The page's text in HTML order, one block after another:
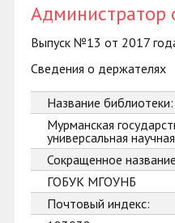
Администратор
Выпуск №13 от 2017
Сведения о держателях
Название библиотеки:
Мурманская
универсальная
Сокращенное
ГОБУК МГОУНБ
Почтовый индекс: